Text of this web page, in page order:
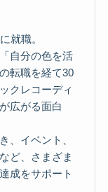
就職。
自分の色を活
転職を経て30
クレコーディ
広がる面白
、イベント、
ど、さまざま
成をサポート